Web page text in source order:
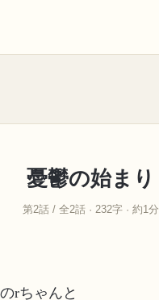
憂鬱の始まり
第2話 / 全2話 · 232字 · 約1分
rちゃんと